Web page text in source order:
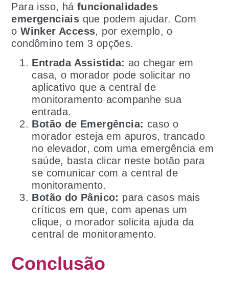
Para isso, há funcionalidades
emergenciais que podem ajudar. Com
oWinker Access, por exemplo, o
condômino tem 3 opções.
Entrada Assistida: ao chegar em
casa, o morador pode solicitar no
aplicativo que a central de
monitoramento acompanhe sua
entrada.
Botão de Emergência: caso o
morador esteja em apuros, trancado
no elevador, com uma emergência em
saúde, basta clicar neste botão para
se comunicar com a central de
monitoramento.
Botão do Pânico: para casos mais
críticos em que, com apenas um
clique, o morador solicita ajuda da
central de monitoramento.
Conclusão